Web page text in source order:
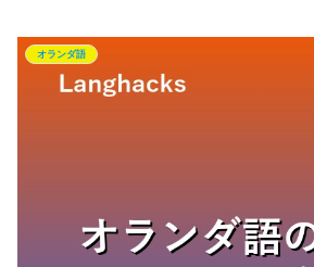
オランダ語